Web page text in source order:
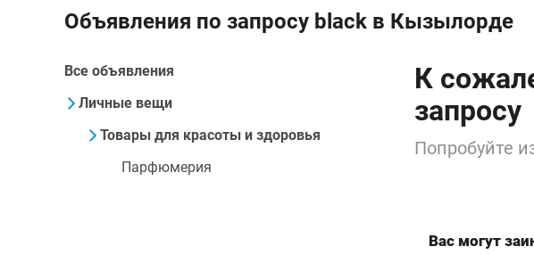
Объявления по запросу black в Кызылорде
Все объявления
Личные вещи
Товары для красоты и здоровья
Парфюмерия
К
запросу
Попробуйте
Вас могут